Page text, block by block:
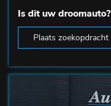
Is dit uw droomauto?
Plaats zoekopdracht